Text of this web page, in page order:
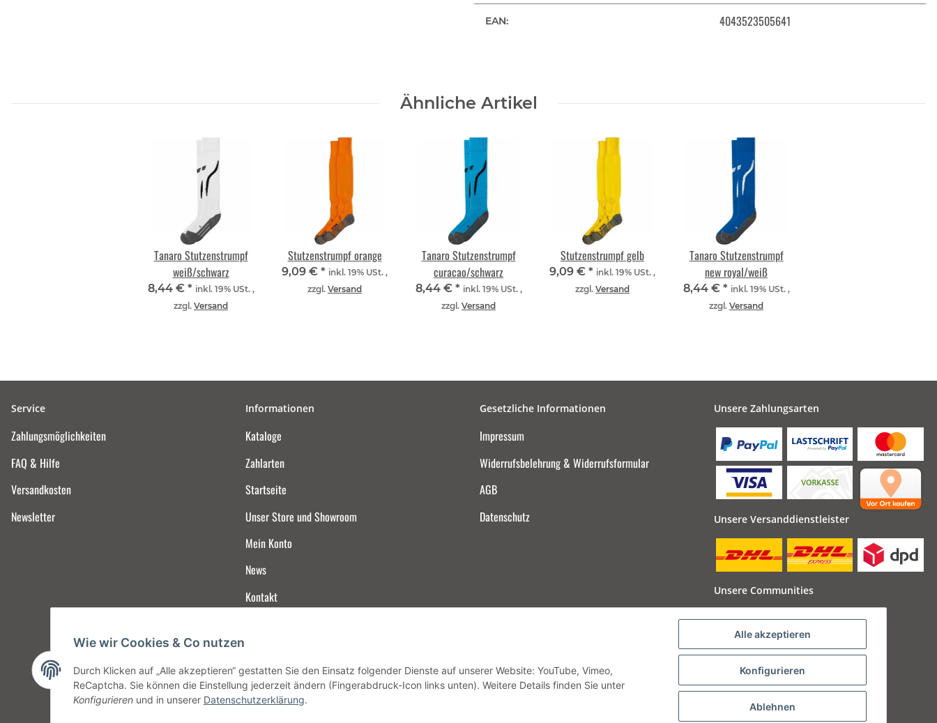
EAN: 4043523505641
Ähnliche Artikel
Tanaro Stutzenstrumpf
weiß/schwarz
8,44 € * inkl. 19% USt. ,
zzgl. Versand
Stutzenstrumpf orange
9,09 € * inkl. 19% USt. ,
zzgl. Versand
Tanaro Stutzenstrumpf
curacao/schwarz
8,44 € * inkl. 19% USt. ,
zzgl. Versand
Stutzenstrumpf gelb
9,09 € * inkl. 19% USt. ,
zzgl. Versand
Tanaro Stutzenstrumpf
new royal/weiß
8,44 € * inkl. 19% USt. ,
zzgl. Versand
Service
Zahlungsmöglichkeiten
FAQ & Hilfe
Versandkosten
Newsletter
Informationen
Kataloge
Zahlarten
Startseite
Unser Store und Showroom
Mein Konto
News
Kontakt
Gesetzliche Informationen
Impressum
Widerrufsbelehrung & Widerrufsformular
AGB
Datenschutz
Unsere Zahlungsarten
Unsere Versanddienstleister
Unsere Communities
Vertrag widerrufen
Wie wir Cookies & Co nutzen
Durch Klicken auf „Alle akzeptieren“ gestatten Sie den Einsatz folgender Dienste auf unserer Website: YouTube, Vimeo,
ReCaptcha. Sie können die Einstellung jederzeit ändern (Fingerabdruck-Icon links unten). Weitere Details finden Sie unter
Konfigurieren und in unserer Datenschutzerklärung.
Alle akzeptieren
Konfigurieren
Ablehnen